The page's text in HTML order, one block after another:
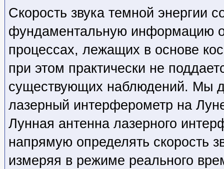
Скорость звука темной энергии
фундаментальную информацию
процессах, лежащих в основе
при этом практически не
существующих наблюдений. Мы
лазерный интерферометр на
Лунная антенна лазерного
напрямую определять скорость
измеряя в режиме реального